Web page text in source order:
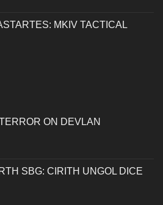
MKIV TACTICAL
ON DEVLAN
SBG: CIRITH UNGOL DICE